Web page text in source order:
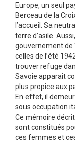
Europe, un seul
Berceau de la
l’accueil. Sa
terre d’asile.
gouvernement de
celles de l’été
trouver refuge
Savoie apparaît
plus propice aux
En effet, il
sous occupation
Ce mémoire
sont constitués
ces femmes et